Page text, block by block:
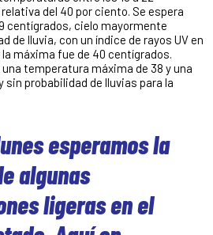
del 40 por ciento. Se espera
centígrados, cielo mayormente
de lluvia, con un índice de rayos UV en
la máxima fue de 40 centígrados.
temperatura máxima de 38 y una
sin probabilidad de lluvias para la
esperamos la
algunas
ligeras en el